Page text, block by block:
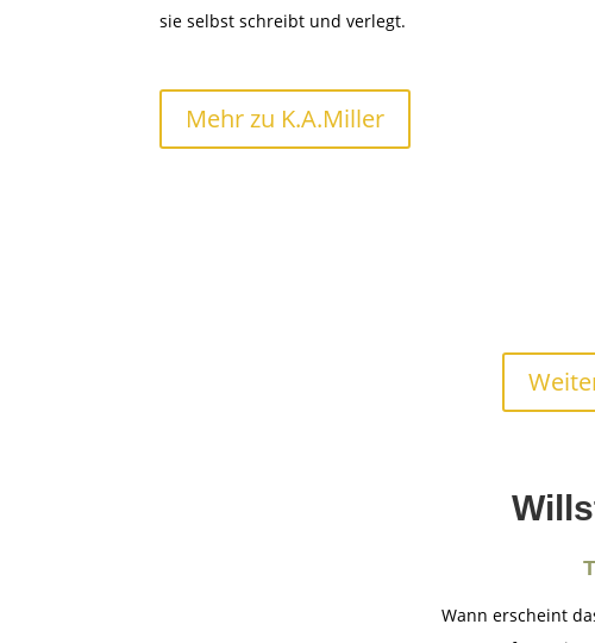
sie selbst schreibt und verlegt.
Mehr zu K.A.Miller
Wann erscheint